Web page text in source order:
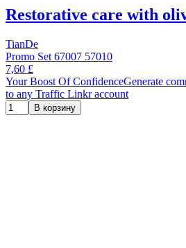
Restorative care with
TianDe
Promo Set 67007 57010
7,60 £
Your Boost Of ConfidenceGenerate
to any Traffic Linkr account
В корзину